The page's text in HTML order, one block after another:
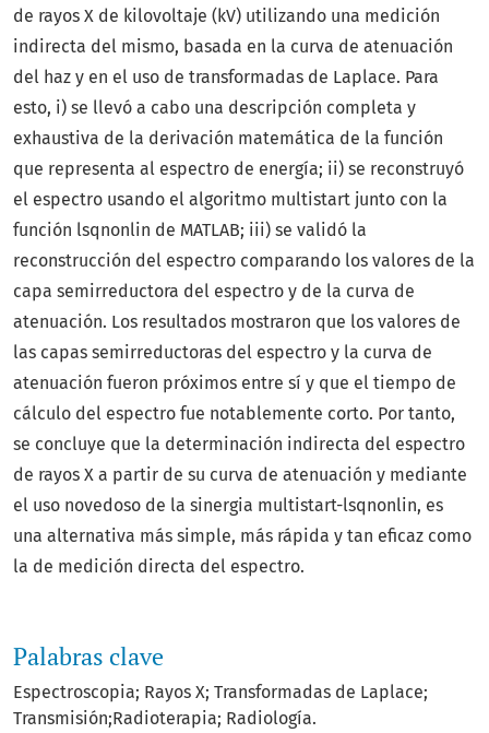
Palabras clave
Espectroscopia; Rayos X; Transformadas de Laplace;
Transmisión;Radioterapia; Radiología.
de rayos X de kilovoltaje (kV) utilizando una medición
indirecta del mismo, basada en la curva de atenuación
del haz y en el uso de transformadas de Laplace. Para
esto, i) se llevó a cabo una descripción completa y
exhaustiva de la derivación matemática de la función
que representa al espectro de energía; ii) se reconstruyó
el espectro usando el algoritmo multistart junto con la
función lsqnonlin de MATLAB; iii) se validó la
reconstrucción del espectro comparando los valores de la
capa semirreductora del espectro y de la curva de
atenuación. Los resultados mostraron que los valores de
las capas semirreductoras del espectro y la curva de
atenuación fueron próximos entre sí y que el tiempo de
cálculo del espectro fue notablemente corto. Por tanto,
se concluye que la determinación indirecta del espectro
de rayos X a partir de su curva de atenuación y mediante
el uso novedoso de la sinergia multistart-lsqnonlin, es
una alternativa más simple, más rápida y tan eficaz como
la de medición directa del espectro.